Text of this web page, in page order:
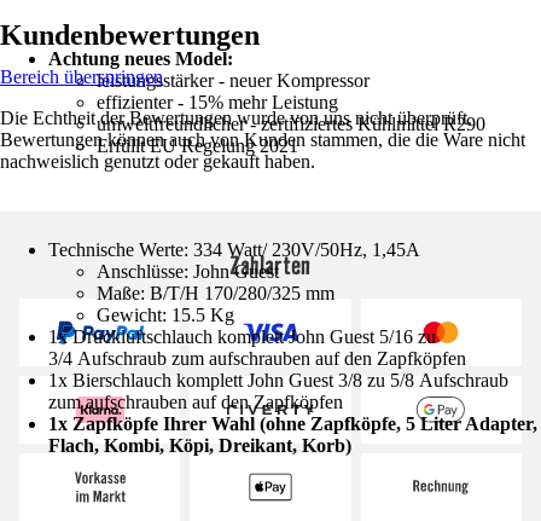
Achtung neues Model:
leistungsstärker - neuer Kompressor
effizienter - 15% mehr Leistung
umweltfreundlicher - zertifiziertes Kühlmittel R290
Erfüllt EU Regelung 2021
Technische Werte: 334 Watt/ 230V/50Hz, 1,45A
Anschlüsse: John Guest
Maße: B/T/H 170/280/325 mm
Gewicht: 15.5 Kg
1x Druckluftschlauch komplett John Guest 5/16 zu
3/4 Aufschraub zum aufschrauben auf den Zapfköpfen
1x Bierschlauch komplett John Guest 3/8 zu 5/8 Aufschraub
zum aufschrauben auf den Zapfköpfen
1x Zapfköpfe Ihrer Wahl (ohne Zapfköpfe, 5 Liter Adapter,
Flach, Kombi, Köpi, Dreikant, Korb)
Kundenbewertungen
Bereich überspringen
Die Echtheit der Bewertungen wurde von uns nicht überprüft.
Bewertungen können auch von Kunden stammen, die die Ware nicht
nachweislich genutzt oder gekauft haben.
Zahlarten